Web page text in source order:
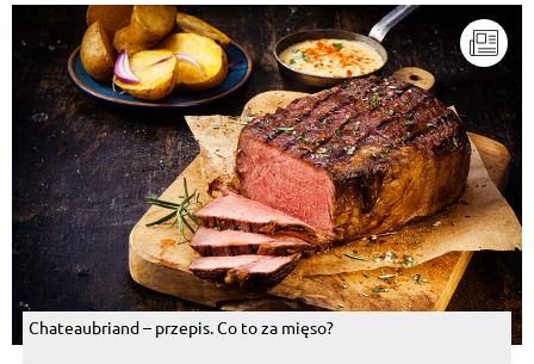
Chateaubriand – przepis. Co to za mięso?